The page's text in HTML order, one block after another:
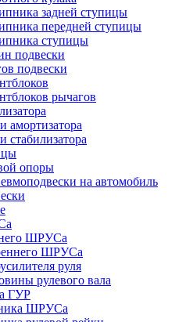
задней ступицы
передней ступицы
ступицы
подвески
подвески
рычагов
амортизатора
стабилизатора
опоры
на автомобиль
ШРУСа
ШРУСа
руля
рулевого вала
ГУР
ШРУСа